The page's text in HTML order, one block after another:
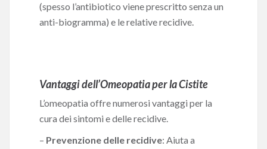
(spesso l’antibiotico viene prescritto senza un
anti-biogramma) e le relative recidive.
Vantaggi dell’Omeopatia per la Cistite
L’omeopatia offre numerosi vantaggi per la
cura dei sintomi e delle recidive.
– Prevenzione delle recidive: Aiuta a